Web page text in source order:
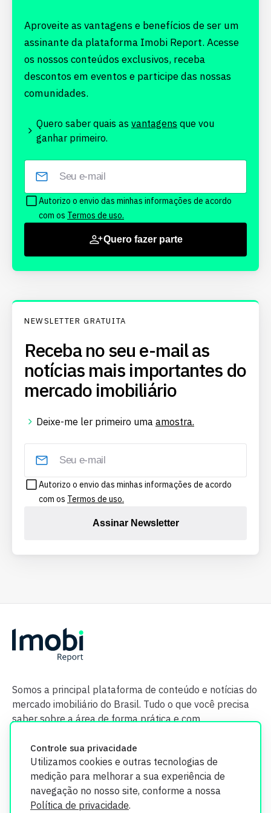
Controle sua privacidade
Utilizamos cookies e outras tecnologias de
medição para melhorar a sua experiência de
navegação no nosso site, conforme a nossa
Política de privacidade.
Aproveite as vantagens e benefícios de ser um
assinante da plataforma Imobi Report. Acesse
os nossos conteúdos exclusivos, receba
descontos em eventos e participe das nossas
comunidades.
Quero saber quais as vantagens que vou
ganhar primeiro.
Autorizo o envio das minhas informações de acordo
com os Termos de uso.
Quero fazer parte
NEWSLETTER GRATUITA
Receba no seu e-mail as
notícias mais importantes do
mercado imobiliário
Deixe-me ler primeiro uma amostra.
Autorizo o envio das minhas informações de acordo
com os Termos de uso.
Assinar Newsletter
Somos a principal plataforma de conteúdo e notícias do
mercado imobiliário do Brasil. Tudo o que você precisa
saber sobre a área de forma prática e com